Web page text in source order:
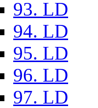
93. LD
94. LD
95. LD
96. LD
97. LD